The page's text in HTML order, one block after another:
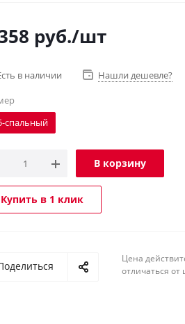
руб./шт
в наличии
Нашли дешевле?
спальный
В корзину
Купить в 1 клик
Цена
отличаться